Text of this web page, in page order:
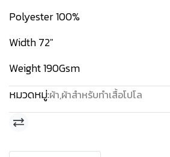
Polyester 100%
Width 72"
Weight 190Gsm
หมวดหมู่:ผ้า,ผ้าสำหรับทำเสื้อโปโล